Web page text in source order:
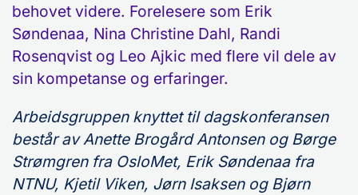
behovet videre. Forelesere som Erik
Søndenaa, Nina Christine Dahl, Randi
Rosenqvist og Leo Ajkic med flere vil dele av
sin kompetanse og erfaringer.
Arbeidsgruppen knyttet til dagskonferansen
består av Anette Brogård Antonsen og Børge
Strømgren fra OsloMet, Erik Søndenaa fra
NTNU, Kjetil Viken, Jørn Isaksen og Bjørn